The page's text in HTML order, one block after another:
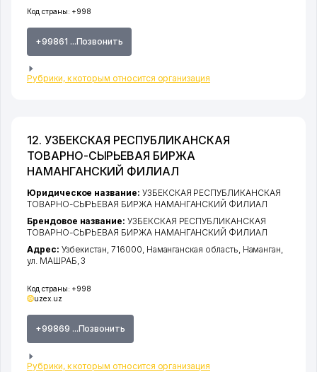
Код страны: +998
+99861 ...Позвонить
Рубрики, к которым относится организация
12. УЗБЕКСКАЯ РЕСПУБЛИКАНСКАЯ
ТОВАРНО-СЫРЬЕВАЯ БИРЖА
НАМАНГАНСКИЙ ФИЛИАЛ
Код страны: +998
uzex.uz
+99869 ...Позвонить
Рубрики, к которым относится организация
Юридическое название: УЗБЕКСКАЯ РЕСПУБЛИКАНСКАЯ
ТОВАРНО-СЫРЬЕВАЯ БИРЖА НАМАНГАНСКИЙ ФИЛИАЛ
Брендовое название: УЗБЕКСКАЯ РЕСПУБЛИКАНСКАЯ
ТОВАРНО-СЫРЬЕВАЯ БИРЖА НАМАНГАНСКИЙ ФИЛИАЛ
Адрес: Узбекистан, 716000, Наманганская область, Наманган,
ул. МАШРАБ, 3